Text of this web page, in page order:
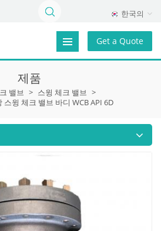
한국의
Get a Quote
제품
밸브 > 스윙 체크 밸브 >
스윙 체크 밸브 바디 WCB API 6D